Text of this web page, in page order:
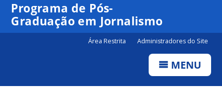
Programa de Pós-
Graduação em Jornalismo
Área Restrita Administradores do Site
MENU